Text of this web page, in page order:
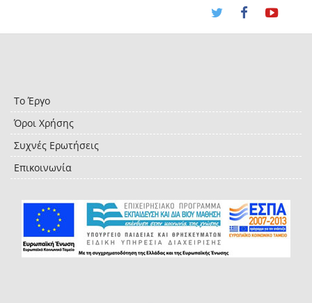
Το Έργο
Όροι Χρήσης
Συχνές Ερωτήσεις
Επικοινωνία